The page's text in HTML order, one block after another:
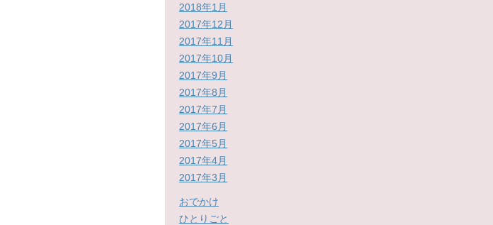
2018年1月
2017年12月
2017年11月
2017年10月
2017年9月
2017年8月
2017年7月
2017年6月
2017年5月
2017年4月
2017年3月
おでかけ
ひとりごと